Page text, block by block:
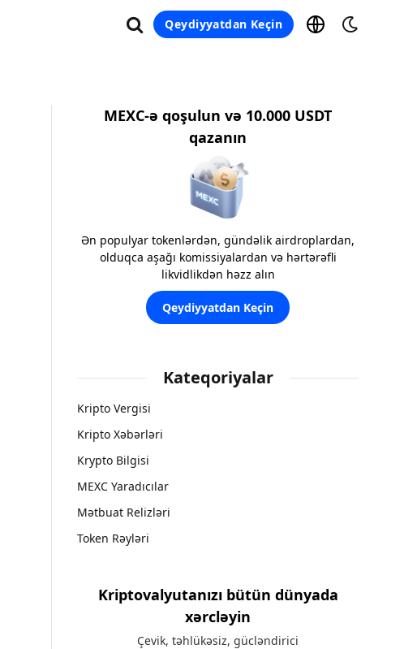
Qeydiyyatdan Keçin
MEXC-ə qoşulun və 10.000 USDT
qazanın
Ən populyar tokenlərdən, gündəlik airdroplardan,
olduqca aşağı komissiyalardan və hərtərəfli
likvidlikdən həzz alın
Qeydiyyatdan Keçin
Kateqoriyalar
Kripto Vergisi
Kripto Xəbərləri
Krypto Bilgisi
MEXC Yaradıcılar
Mətbuat Relizləri
Token Rəyləri
Kriptovalyutanızı bütün dünyada
xərcləyin
Çevik, təhlükəsiz, gücləndirici